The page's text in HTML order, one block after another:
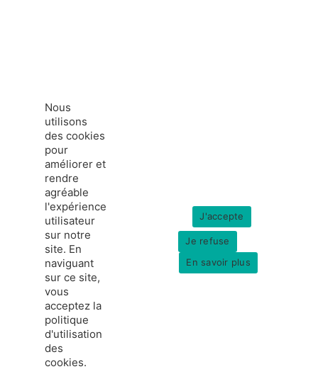
france-hydrogene.org
Données personnelles
Mentions légales
Nous
utilisons
des cookies
pour
améliorer et
rendre
agréable
l'expérience
utilisateur
sur notre
site. En
naviguant
sur ce site,
vous
acceptez la
politique
d'utilisation
des
cookies.
J'accepte
Je refuse
En savoir plus